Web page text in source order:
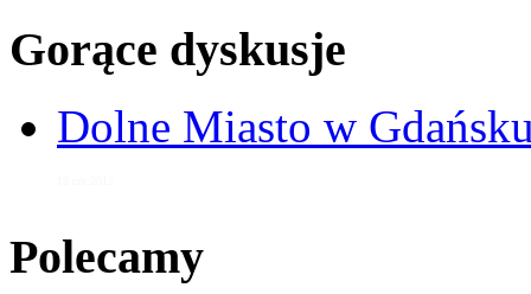
Gorące dyskusje
Dolne Miasto w
Polecamy